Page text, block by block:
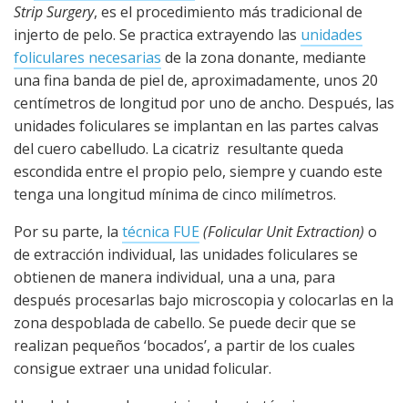
Strip Surgery, es el procedimiento más tradicional de
injerto de pelo. Se practica extrayendo las unidades
foliculares necesarias de la zona donante, mediante
una fina banda de piel de, aproximadamente, unos 20
centímetros de longitud por uno de ancho. Después, las
unidades foliculares se implantan en las partes calvas
del cuero cabelludo. La cicatriz resultante queda
escondida entre el propio pelo, siempre y cuando este
tenga una longitud mínima de cinco milímetros.
Por su parte, la técnica FUE (Folicular Unit Extraction) o
de extracción individual, las unidades foliculares se
obtienen de manera individual, una a una, para
después procesarlas bajo microscopia y colocarlas en la
zona despoblada de cabello. Se puede decir que se
realizan pequeños ‘bocados’, a partir de los cuales
consigue extraer una unidad folicular.